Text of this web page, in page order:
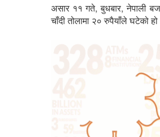
असार ११ गते, बुधबार, नेपाली
चाँदी तोलामा २० रुपैयाँले घटेको हो